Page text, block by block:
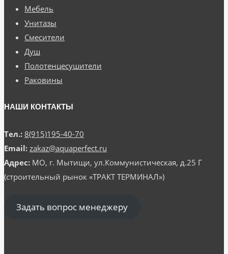
Мебель
Унитазы
Смесители
Душ
Полотенцесушители
Раковины
НАШИ КОНТАКТЫ
Тел.: 8(915)195-40-70
Email: zakaz@aquaperfect.ru
Адрес: МО, г. Мытищи, ул.Коммунистическая, д.25 Г
(строительный рынок «ТРАКТ ТЕРМИНАЛ»)
Задать вопрос менеджеру